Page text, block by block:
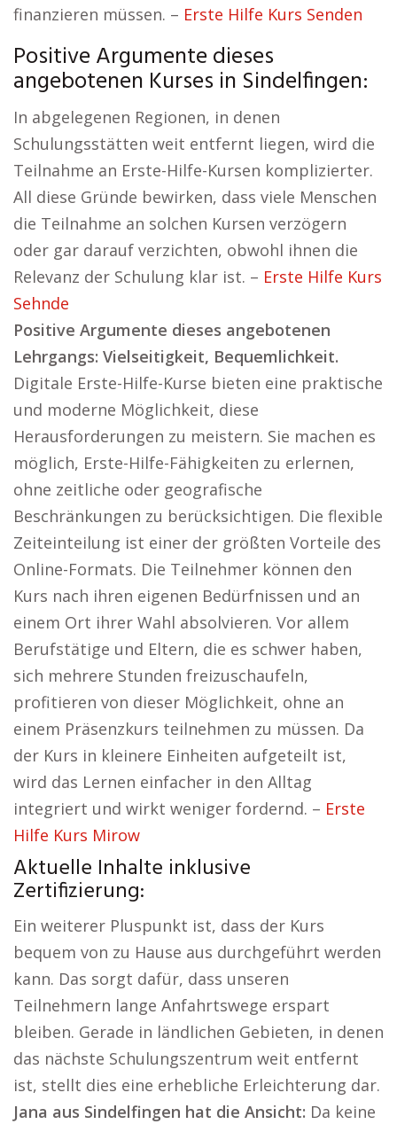
finanzieren müssen. – Erste Hilfe Kurs Senden
Positive Argumente dieses
angebotenen Kurses in Sindelfingen:
In abgelegenen Regionen, in denen
Schulungsstätten weit entfernt liegen, wird die
Teilnahme an Erste-Hilfe-Kursen komplizierter.
All diese Gründe bewirken, dass viele Menschen
die Teilnahme an solchen Kursen verzögern
oder gar darauf verzichten, obwohl ihnen die
Relevanz der Schulung klar ist. – Erste Hilfe Kurs
Sehnde
Positive Argumente dieses angebotenen
Lehrgangs: Vielseitigkeit, Bequemlichkeit.
Digitale Erste-Hilfe-Kurse bieten eine praktische
und moderne Möglichkeit, diese
Herausforderungen zu meistern. Sie machen es
möglich, Erste-Hilfe-Fähigkeiten zu erlernen,
ohne zeitliche oder geografische
Beschränkungen zu berücksichtigen. Die flexible
Zeiteinteilung ist einer der größten Vorteile des
Online-Formats. Die Teilnehmer können den
Kurs nach ihren eigenen Bedürfnissen und an
einem Ort ihrer Wahl absolvieren. Vor allem
Berufstätige und Eltern, die es schwer haben,
sich mehrere Stunden freizuschaufeln,
profitieren von dieser Möglichkeit, ohne an
einem Präsenzkurs teilnehmen zu müssen. Da
der Kurs in kleinere Einheiten aufgeteilt ist,
wird das Lernen einfacher in den Alltag
integriert und wirkt weniger fordernd. – Erste
Hilfe Kurs Mirow
Aktuelle Inhalte inklusive
Zertifizierung:
Ein weiterer Pluspunkt ist, dass der Kurs
bequem von zu Hause aus durchgeführt werden
kann. Das sorgt dafür, dass unseren
Teilnehmern lange Anfahrtswege erspart
bleiben. Gerade in ländlichen Gebieten, in denen
das nächste Schulungszentrum weit entfernt
ist, stellt dies eine erhebliche Erleichterung dar.
Jana aus Sindelfingen hat die Ansicht: Da keine